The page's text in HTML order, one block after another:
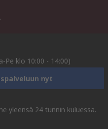
Pe klo 10:00 - 14:00)
nyt
yleensä 24 tunnin kuluessa.